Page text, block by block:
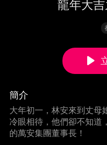
龍年大
簡介
大年初一，林安來到丈母
冷眼相待，他們卻不知道
的萬安集團董事長！